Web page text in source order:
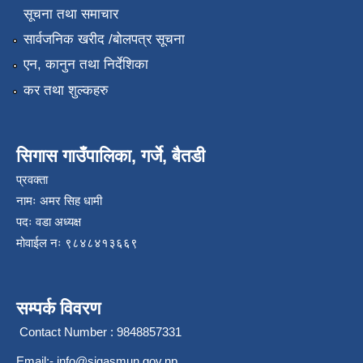
सूचना तथा समाचार
सार्वजनिक खरीद /बोलपत्र सूचना
एन, कानुन तथा निर्देशिका
कर तथा शुल्कहरु
सिगास गाउँपालिका, गर्जे, बैतडी
प्रवक्ता
नामः अमर सिह धामी
पदः वडा अध्यक्ष
मोवाईल न‌ः ९८४८४१३६६९
सम्पर्क विवरण
Contact Number : 9848857331